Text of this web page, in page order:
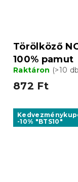
Törölköző
100% pamut
Raktáron (>10
872 Ft
-10% "BTS10"